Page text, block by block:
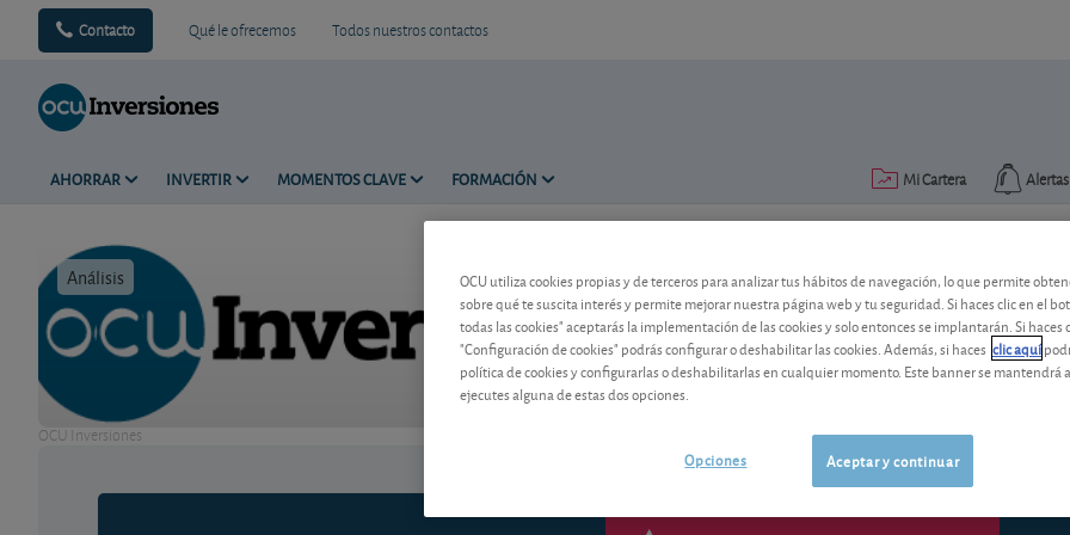
Contacto Qué le ofrecemos Todos nuestros contactos
AHORRAR INVERTIR MOMENTOS CLAVE FORMACIÓN Alertas
Mi Cartera
Análisis Tiempo de lectura: 3 min.
OCU Inversiones
El sector asegurador y la
Analizamos cómo le afectan a Mapfre
OCU utiliza cookies propias y de terceros para analizar tus hábitos de navegación, lo que permite
sobre qué te suscita interés y permite mejorar nuestra página web y tu seguridad. Si haces clic en el
todas las cookies" aceptarás la implementación de las cookies y solo entonces se implantarán. Si haces
"Configuración de cookies" podrás configurar o deshabilitar las cookies. Además, si haces clic aquí
política de cookies y configurarlas o deshabilitarlas en cualquier momento. Este banner se mantendrá
ejecutes alguna de estas dos opciones.
Aceptar y continuar
Opciones